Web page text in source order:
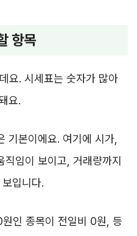
항목
요. 시세표는 숫자가 많아
요.
기본이에요. 여기에 시가,
임이 보이고, 거래량까지
입니다.
인 종목이 전일비 0원, 등